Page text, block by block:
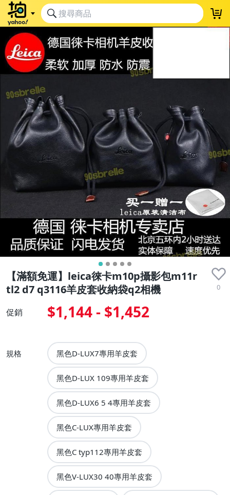
【滿額免運】leica徠卡m10p攝影包m11r
tl2 d7 q3116羊皮套收納袋q2相機
0
促銷 $1,144 - $1,452
規格 黑色D-LUX7專用羊皮套
黑色D-LUX 109專用羊皮套
黑色D-LUX6 5 4專用羊皮套
黑色C-LUX專用羊皮套
黑色C typ112專用羊皮套
黑色V-LUX30 40專用羊皮套